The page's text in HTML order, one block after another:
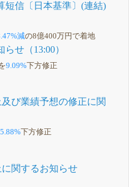
短信〔日本基準〕(連結)
減の8億400万円で着地
せ（13:00）
9.09% 下方修正
び業績予想の修正に関
5.88% 下方修正
関するお知らせ